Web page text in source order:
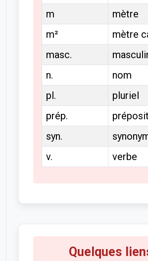
m
mètre
m²
mètre
masc.
n.
nom
pl.
pluriel
prép.
syn.
v.
verbe
Quelques